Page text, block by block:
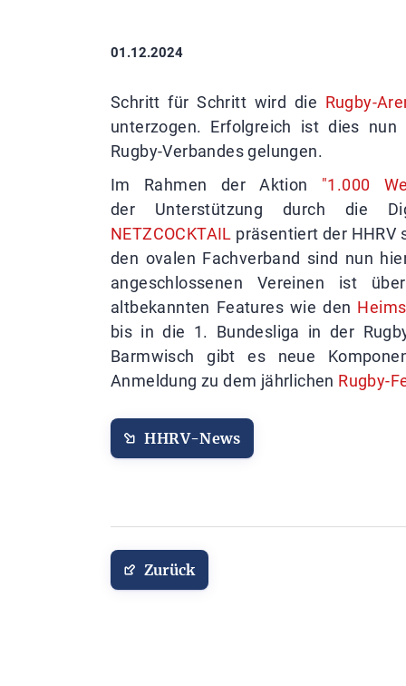
01.12.2024
Schritt für Schritt wird die Rugby-
unterzogen. Erfolgreich ist dies
Rugby-Verbandes gelungen.
Im Rahmen der Aktion "1.000
der Unterstützung durch die
NETZCOCKTAIL präsentiert der HHRV
den ovalen Fachverband sind nun
angeschlossenen Vereinen ist
altbekannten Features wie den
bis in die 1. Bundesliga in der
Barmwisch gibt es neue
Anmeldung zu dem jährlichen Rugby-
HHRV-News
Zurück